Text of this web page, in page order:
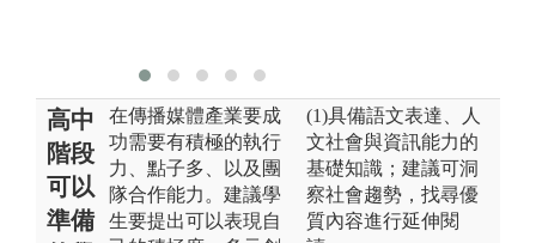
高中
階段
可以
準備
在傳播媒體產業要成
功需要有積極的執行
力、點子多、以及團
隊合作能力。建議學
生要提出可以表現自
(1)具備語文表達、人
文社會與資訊能力的
基礎知識；建議可洞
察社會趨勢，找尋優
質內容進行延伸閱